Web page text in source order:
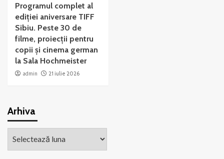
Programul complet al
ediției aniversare TIFF
Sibiu. Peste 30 de
filme, proiecții pentru
copii și cinema german
la Sala Hochmeister
admin 21 iulie 2026
Arhiva